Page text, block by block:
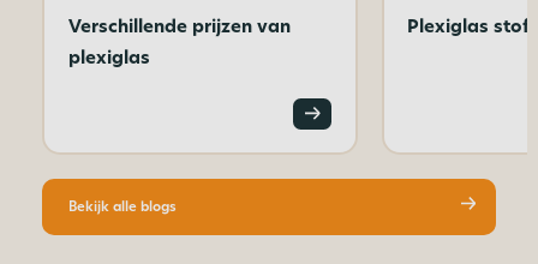
Verschillende prijzen van
plexiglas
Plexiglas
Bekijk alle blogs